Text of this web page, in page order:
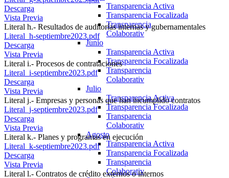
Transparencia Activa
Transparencia Focalizada
Transparencia
Colaborativ
Junio
Transparencia Activa
Transparencia Focalizada
Transparencia
Colaborativ
Julio
Transparencia Activa
Transparencia Focalizada
Transparencia
Colaborativ
Agosto
Transparencia Activa
Transparencia Focalizada
Transparencia
Colaborativ
Descarga
Vista Previa
Literal h.- Resultados de auditorías internas y gubernamentales
Literal_h-septiembre2023.pdf
Descarga
Vista Previa
Literal i.- Procesos de contrataciones
Literal_i-septiembre2023.pdf
Descarga
Vista Previa
Literal j.- Empresas y personas que han incumplido contratos
Literal_j-septiembre2023.pdf
Descarga
Vista Previa
Literal k.- Planes y programas en ejecución
Literal_k-septiembre2023.pdf
Descarga
Vista Previa
Literal l.- Contratos de crédito externos o internos